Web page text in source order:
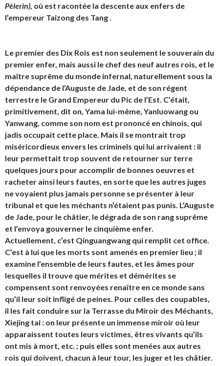
Pèlerin) , où est racontée la descente aux enfers de
l’empereur Taizong des Tang .
Le premier des Dix Rois est non seulement le souverain du
premier enfer, mais aussi le chef des neuf autres rois, et le
maître suprême du monde infernal, naturellement sous la
dépendance de l’Auguste de Jade, et de son régent
terrestre le Grand Empereur du Pic de l’Est. C’était,
primitivement, dit on, Yama lui-même, Yanluowang ou
Yanwang , comme son nom est prononcé en chinois, qui
jadis occupait cette place. Mais il se montrait trop
miséricordieux envers les criminels qui lui arrivaient : il
leur permettait trop souvent de retourner sur terre
quelques jours pour accomplir de bonnes oeuvres et
racheter ainsi leurs fautes, en sorte que les autres juges
ne voyaient plus jamais personne se présenter à leur
tribunal et que les méchants n’étaient pas punis. L’Auguste
de Jade, pour le châtier, le dégrada de son rang suprême
et l’envoya gouverner le cinquième enfer.
Actuellement, c’est Qinguangwang qui remplit cet office.
C’est à lui que les morts sont amenés en premier lieu ; il
examine l’ensemble de leurs fautes, et les âmes pour
lesquelles il trouve que mérites et démérites se
compensent sont renvoyées renaître en ce monde sans
qu’il leur soit infligé de peines. Pour celles des coupables,
il les fait conduire sur la Terrasse du Miroir des Méchants,
Xiejing tai : on leur présente un immense miroir où leur
apparaissent toutes leurs victimes, êtres vivants qu’ils
ont mis à mort, etc. ; puis elles sont menées aux autres
rois qui doivent, chacun à leur tour, les juger et les châtier.